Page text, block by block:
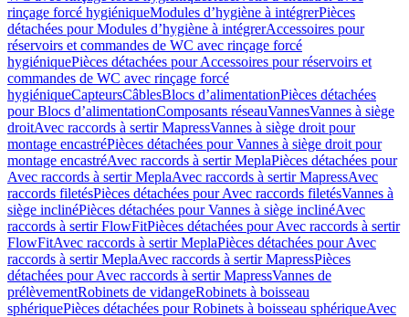
rinçage forcé hygiéniqueModules d’hygiène à intégrerPièces
détachées pour Modules d’hygiène à intégrerAccessoires pour
réservoirs et commandes de WC avec rinçage forcé
hygiéniquePièces détachées pour Accessoires pour réservoirs et
commandes de WC avec rinçage forcé
hygiéniqueCapteursCâblesBlocs d’alimentationPièces détachées
pour Blocs d’alimentationComposants réseauVannesVannes à siège
droitAvec raccords à sertir MapressVannes à siège droit pour
montage encastréPièces détachées pour Vannes à siège droit pour
montage encastréAvec raccords à sertir MeplaPièces détachées pour
Avec raccords à sertir MeplaAvec raccords à sertir MapressAvec
raccords filetésPièces détachées pour Avec raccords filetésVannes à
siège inclinéPièces détachées pour Vannes à siège inclinéAvec
raccords à sertir FlowFitPièces détachées pour Avec raccords à sertir
FlowFitAvec raccords à sertir MeplaPièces détachées pour Avec
raccords à sertir MeplaAvec raccords à sertir MapressPièces
détachées pour Avec raccords à sertir MapressVannes de
prélèvementRobinets de vidangeRobinets à boisseau
sphériquePièces détachées pour Robinets à boisseau sphériqueAvec